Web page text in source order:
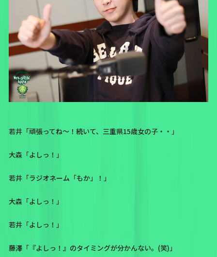
若井「頑張ってね〜！続いて、三重県15歳女の子・・」
大森「よしっ！」
若井「ラジオネーム 「もか」 ！」
大森「よしっ！」
若井「よしっ！」
藤澤「『よしっ！』のタイミングが分かんない。(笑)」